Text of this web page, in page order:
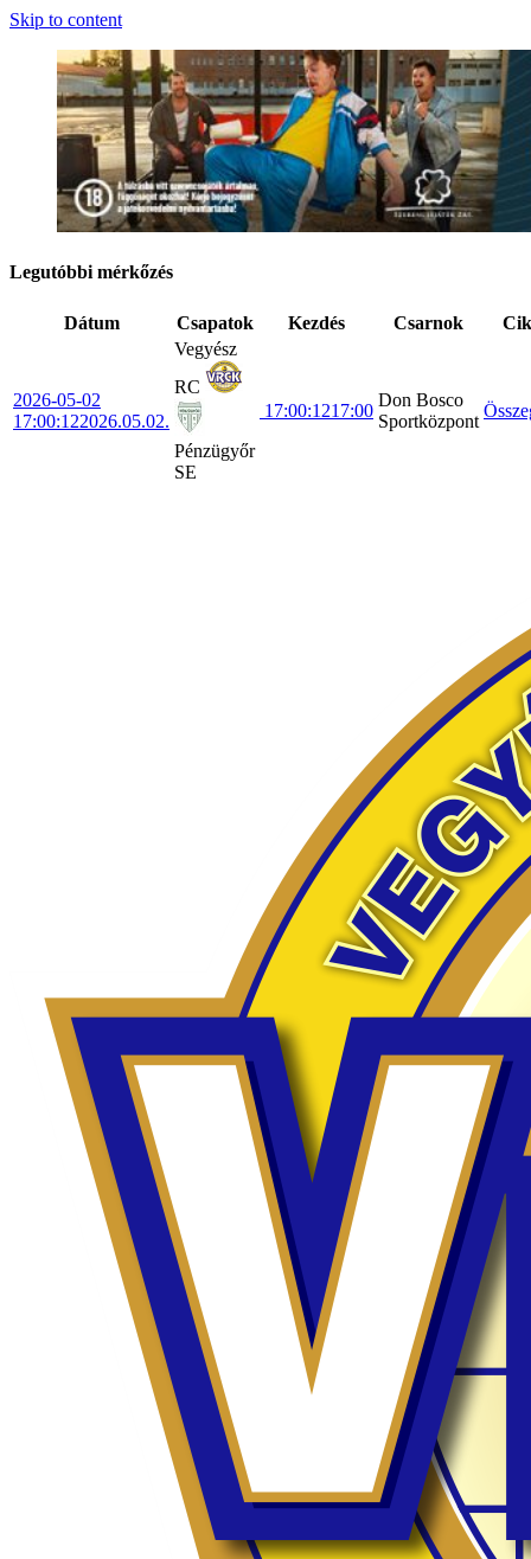
Skip to content
Legutóbbi mérkőzés
Dátum Csapatok Kezdés Csarnok
2026-05-02
17:00:122026.05.02.
Vegyész
RC
Pénzügyőr
SE
17:00:1217:00
Don Bosco
Sportközpont